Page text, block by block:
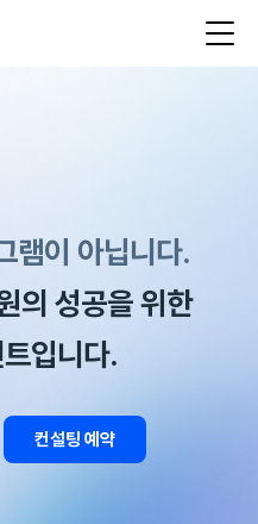
램이 아닙니다.
성공을 위한
입니다.
컨설팅 예약